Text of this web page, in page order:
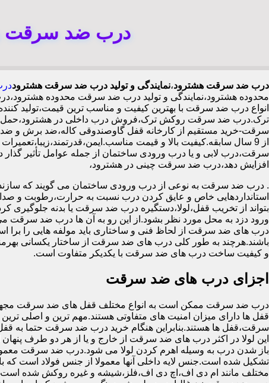
درب ضد سرقت
درب ضد سرقت هشترود،نمایندگی و تولید درب ضد سرقت هشترود
محدوده هشترود،نمایندگی و تولید درب ضد سرقت محدوده
انواع درب ضد سرقت با بهترین کیفیت و مناسب ترین قیمت،تولید
ترک.درب ضد سرقت روکش ترک،فروش درب داخلی در هشترود،حمل
از 9 سال سابقه.کیفیت بالا و قیمت
افزایش دهد،درب ضد سرقت چینی در هشترود،
. درب ضد سرقت به نوعی از درب ورودی ساختمان می گویند که
استانداردهایی خاص و عایق کردن درب نسبت به حرارت،رطوبت و
بتواند از تخریب قفل،لولا،دستگیره درب ضد سرقت یا بدنه جلوگیری
ورود دزد به محل مورد نظر بشود.از این رو به آن ها درب ضد سرقت
درب های ضد سرقت از لحاظ فنی و ساختاری باید مولفه هایی را برا
باشند.هرچند به طور کلی درب های ضد سرقت از ساختار یکسانی
و کیفیت ساخت درب های ضد سرقت با یکدیکر متفاوت است.
اجزای درب های ضد سرقت
درب ضد سرقت ممکن است به انواع مختلف قفل های ضد سرقت مجهز
قفل ها دارای میزان امنیت های متفاوتی هستند.مهم ترین و اصلی
سرقت،قفل ها هستند.بنابراین هنگام خرید درب ضد سرقت حتما به قفل
این لولا در اکثر درب های ضد سرقت از خارج و یا از هر دو طرف پنهان
باز شدن درب به وسیله اهرم کردن لولا می شود.درب ضد سرقت
تشکیل شده است.جنس لایه داخلی آنها معمولا از جنس فولاد است که
مختلف مانند ام دی اف،اچ دی اف،فلز،شیشه و غیره روکش شده